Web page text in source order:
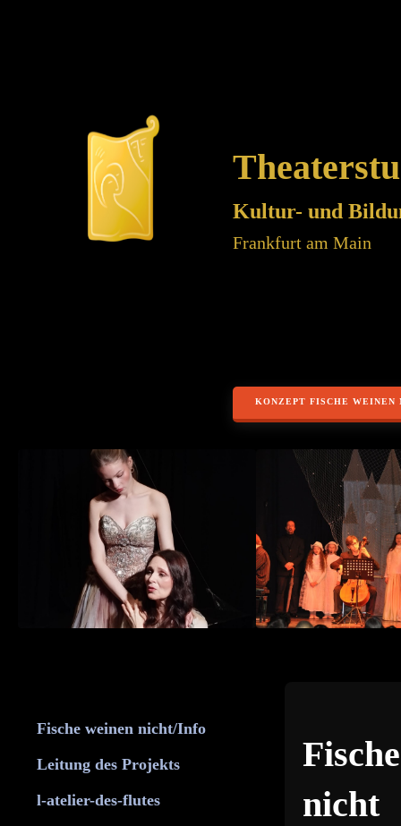
Kultur- und
Frankfurt am Main
KONZEPT FISCHE WEINEN
Fische weinen nicht/Info
Leitung des Projekts
l-atelier-des-flutes
nicht